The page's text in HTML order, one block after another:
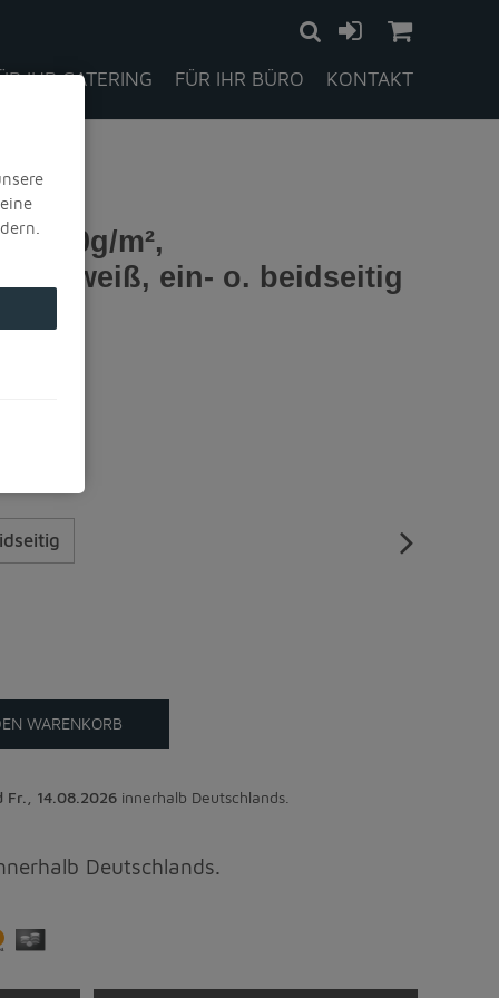
IHR CATERING FÜR IHR BÜRO KONTAKT
100g/m²,
weiß, ein- o. beidseitig
WARENKORB
Fr., 14.08.2026 innerhalb Deutschlands.
Deutschlands.